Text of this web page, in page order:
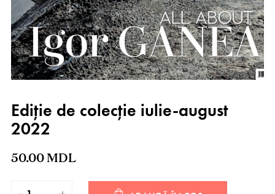
Ediție de colecție iulie-august
2022
50.00MDL